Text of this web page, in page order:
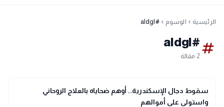
الرئيسية chevron_left الوسوم chevron_left
#aldgl
tag
#aldgl
2 مقالة
gavel
حوادث ومحاكم
سقوط دجال الإسكندرية.. أوهم ضحاياه بالعلاج الروحاني
واستولى على أموالهم